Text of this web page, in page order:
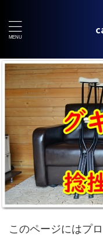
このページにはプ